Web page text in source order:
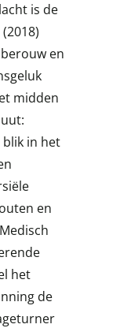
is de
en
midden
blik in het
en
het
de